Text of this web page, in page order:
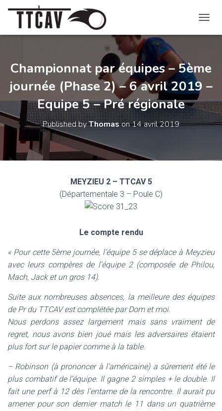
U
R
E
R
M
N
Championnat par équipes – 5ème
journée (Phase 2) – 6 avril 2019 –
Equipe 5 – Pré régionale
Published byThomason14 avril 2019
MEYZIEU 2 – TTCAV 5
(Départementale 3 – Poule C)
Le compte rendu
« Pour cette 5ème journée, l’équipe 5 se déplace à Meyzieu
avec leurs compères de l’équipe 2 (composée de Philou,
Mach, Jack et un gros 14).
Suite aux nombreuses absences, la meilleure des équipes
de Pr du TTCAV est complétée par Dom et moi.
Nous perdons assez largement mais sans vraiment de
regret, nous avons bien joué mais les adversaires étaient
plus fort sur le papier comme à la table.
– Robinson (à prononcer à l’américaine) a sûrement été le
plus combatif de l’équipe. Il gagne 2 simples + le double. Il
fait une perf à 12 dès l’entame de la rencontre. Il aurait pu
amener pour son dernier match le 11 dans un quatrième